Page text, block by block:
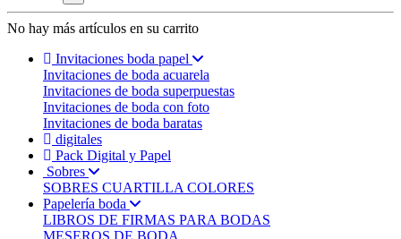
No hay más artículos en su carrito
Invitaciones boda papel
Invitaciones de boda acuarela
Invitaciones de boda superpuestas
Invitaciones de boda con foto
Invitaciones de boda baratas
digitales
Pack Digital y Papel
Sobres
SOBRES CUARTILLA COLORES
Papelería boda
LIBROS DE FIRMAS PARA BODAS
MESEROS DE BODA